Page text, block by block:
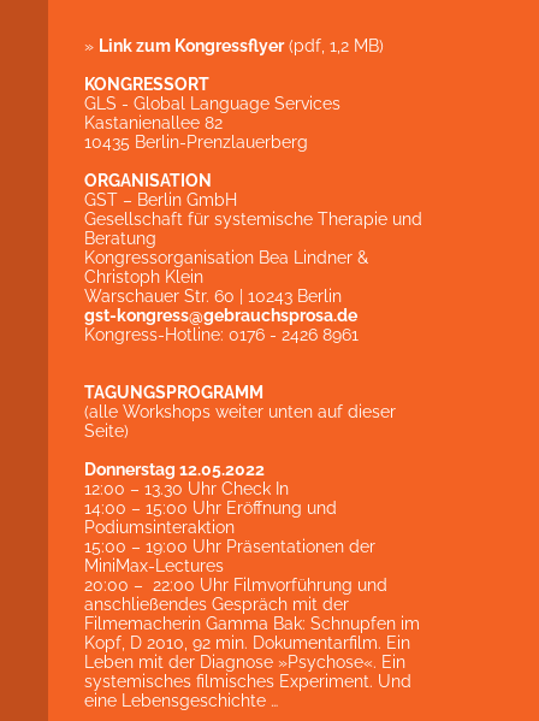
» Link zum Kongressflyer(pdf, 1,2 MB)
KONGRESSORT
GLS - Global Language Services
Kastanienallee 82
10435 Berlin-Prenzlauerberg
ORGANISATION
GST – Berlin GmbH
Gesellschaft für systemische Therapie und
Beratung
Kongressorganisation Bea Lindner &
Christoph Klein
Warschauer Str. 60 | 10243 Berlin
gst-kongress@gebrauchsprosa.de
Kongress-Hotline: 0176 - 2426 8961
TAGUNGSPROGRAMM
(alle Workshops weiter unten auf dieser
Seite)
Donnerstag 12.05.2022
12:00 – 13.30 Uhr Check In
14:00 – 15:00 Uhr Eröffnung und
Podiumsinteraktion
15:00 – 19:00 Uhr Präsentationen der
MiniMax-Lectures
20:00 – 22:00 Uhr Filmvorführung und
anschließendes Gespräch mit der
Filmemacherin Gamma Bak: Schnupfen im
Kopf, D 2010, 92 min. Dokumentarfilm. Ein
Leben mit der Diagnose »Psychose«. Ein
systemisches filmisches Experiment. Und
eine Lebensgeschichte …